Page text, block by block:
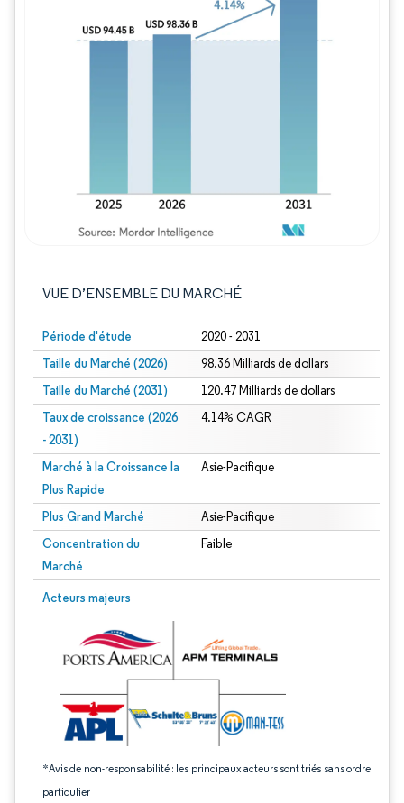
VUE D’ENSEMBLE DU MARCHÉ
Période d'étude 2020 - 2031
Taille du Marché (2026) 98.36 Milliards de dollars
Taille du Marché (2031) 120.47 Milliards de dollars
Taux de croissance (2026
- 2031)
4.14% CAGR
Marché à la Croissance la
Plus Rapide
Asie-Pacifique
Plus Grand Marché Asie-Pacifique
Concentration du
Marché
Faible
Acteurs majeurs
*Avis de non-responsabilité : les principaux acteurs sont triés sans ordre
particulier
Image © Mordor Intelligence. La réutilisation nécessite une attribution sous CC